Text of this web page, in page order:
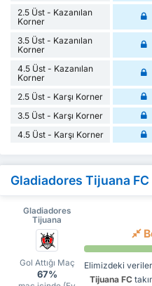
2.5 Üst - Kazanılan
Korner
3.5 Üst - Kazanılan
Korner
4.5 Üst - Kazanılan
Korner
2.5 Üst - Karşı Korner
3.5 Üst - Karşı Korner
4.5 Üst - Karşı Korner
Gladiadores Tijuana FC
Gladiadores
Tijuana
Gol Attığı Maç
67%
Elimizdeki
Tijuana FC